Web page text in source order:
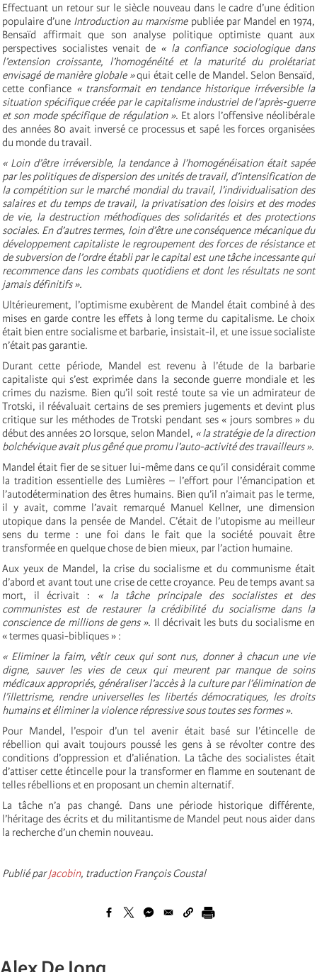
Effectuant un retour sur le siècle nouveau dans le cadre d’une édition
populaire d’une Introduction au marxismepubliée par Mandel en 1974,
Bensaïd affirmait que son analyse politique optimiste quant aux
perspectives socialistes venait de « la confiance sociologique dans
l’extension croissante, l’homogénéité et la maturité du prolétariat
envisagé de manière globale »qui était celle de Mandel. Selon Bensaïd,
cette confiance « transformait en tendance historique irréversible la
situation spécifique créée par le capitalisme industriel de l’après-guerre
et son mode spécifique de régulation ». Et alors l’offensive néolibérale
des années 80 avait inversé ce processus et sapé les forces organisées
du monde du travail.
« Loin d’être irréversible, la tendance à l’homogénéisation était sapée
par les politiques de dispersion des unités de travail, d’intensification de
la compétition sur le marché mondial du travail, l’individualisation des
salaires et du temps de travail, la privatisation des loisirs et des modes
de vie, la destruction méthodiques des solidarités et des protections
sociales. En d’autres termes, loin d’être une conséquence mécanique du
développement capitaliste le regroupement des forces de résistance et
de subversion de l’ordre établi par le capital est une tâche incessante qui
recommence dans les combats quotidiens et dont les résultats ne sont
jamais définitifs ».
Ultérieurement, l’optimisme exubèrent de Mandel était combiné à des
mises en garde contre les effets à long terme du capitalisme. Le choix
était bien entre socialisme et barbarie, insistait-il, et une issue socialiste
n’était pas garantie.
Durant cette période, Mandel est revenu à l’étude de la barbarie
capitaliste qui s’est exprimée dans la seconde guerre mondiale et les
crimes du nazisme. Bien qu’il soit resté toute sa vie un admirateur de
Trotski, il réévaluait certains de ses premiers jugements et devint plus
critique sur les méthodes de Trotski pendant ses « jours sombres » du
début des années 20 lorsque, selon Mandel, « la stratégie de la direction
bolchévique avait plus gêné que promu l’auto-activité des travailleurs ».
Mandel était fier de se situer lui-même dans ce qu’il considérait comme
la tradition essentielle des Lumières – l’effort pour l’émancipation et
l’autodétermination des êtres humains. Bien qu’il n’aimait pas le terme,
il y avait, comme l’avait remarqué Manuel Kellner, une dimension
utopique dans la pensée de Mandel. C’était de l’utopisme au meilleur
sens du terme : une foi dans le fait que la société pouvait être
transformée en quelque chose de bien mieux, par l’action humaine.
Aux yeux de Mandel, la crise du socialisme et du communisme était
d’abord et avant tout une crise de cette croyance. Peu de temps avant sa
mort, il écrivait : « la tâche principale des socialistes et des
communistes est de restaurer la crédibilité du socialisme dans la
conscience de millions de gens ». Il décrivait les buts du socialisme en
« termes quasi-bibliques » :
« Eliminer la faim, vêtir ceux qui sont nus, donner à chacun une vie
digne, sauver les vies de ceux qui meurent par manque de soins
médicaux appropriés, généraliser l’accès à la culture par l’élimination de
l’illettrisme, rendre universelles les libertés démocratiques, les droits
humains et éliminer la violence répressive sous toutes ses formes ».
Pour Mandel, l’espoir d’un tel avenir était basé sur l’étincelle de
rébellion qui avait toujours poussé les gens à se révolter contre des
conditions d’oppression et d’aliénation. La tâche des socialistes était
d’attiser cette étincelle pour la transformer en flamme en soutenant de
telles rébellions et en proposant un chemin alternatif.
La tâche n’a pas changé. Dans une période historique différente,
l’héritage des écrits et du militantisme de Mandel peut nous aider dans
la recherche d’un chemin nouveau.
Publié parJacobin, traduction François Coustal